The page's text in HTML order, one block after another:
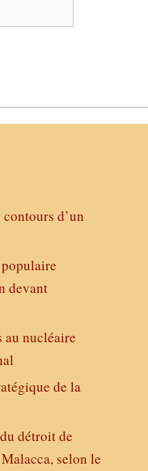
d’un
devant
au nucléaire
de la
détroit de
selon le